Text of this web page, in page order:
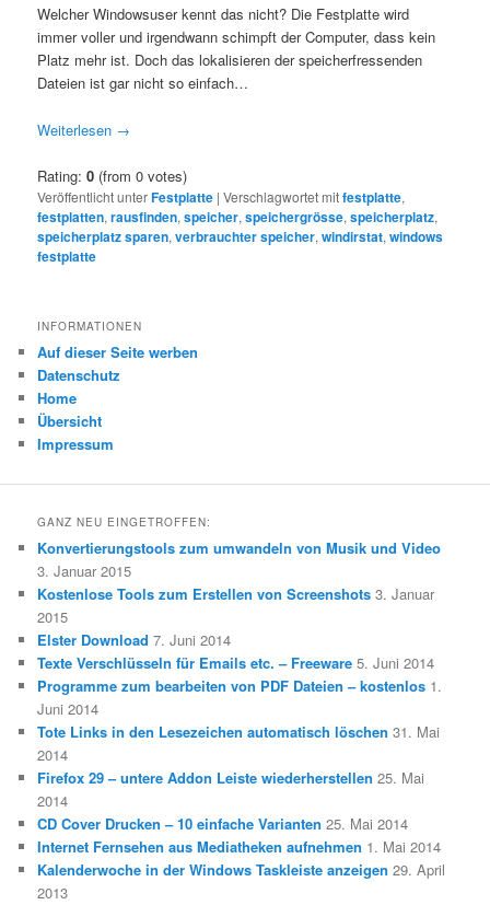
Welcher Windowsuser kennt das nicht? Die Festplatte wird
immer voller und irgendwann schimpft der Computer, dass kein
Platz mehr ist. Doch das lokalisieren der speicherfressenden
Dateien ist gar nicht so einfach…
Weiterlesen →
Rating:0 (from 0 votes)
Veröffentlicht unterFestplatte |Verschlagwortet mitfestplatte,
festplatten,rausfinden,speicher,speichergrösse,speicherplatz,
speicherplatz sparen,verbrauchter speicher,windirstat,windows
festplatte
INFORMATIONEN
Auf dieser Seite werben
Datenschutz
Home
Übersicht
Impressum
GANZ NEU EINGETROFFEN:
Konvertierungstools zum umwandeln von Musik und Video
3. Januar 2015
Kostenlose Tools zum Erstellen von Screenshots 3. Januar
2015
Elster Download 7. Juni 2014
Texte Verschlüsseln für Emails etc. – Freeware 5. Juni 2014
Programme zum bearbeiten von PDF Dateien – kostenlos 1.
Juni 2014
Tote Links in den Lesezeichen automatisch löschen 31. Mai
2014
Firefox 29 – untere Addon Leiste wiederherstellen 25. Mai
2014
CD Cover Drucken – 10 einfache Varianten 25. Mai 2014
Internet Fernsehen aus Mediatheken aufnehmen 1. Mai 2014
Kalenderwoche in der Windows Taskleiste anzeigen 29. April
2013